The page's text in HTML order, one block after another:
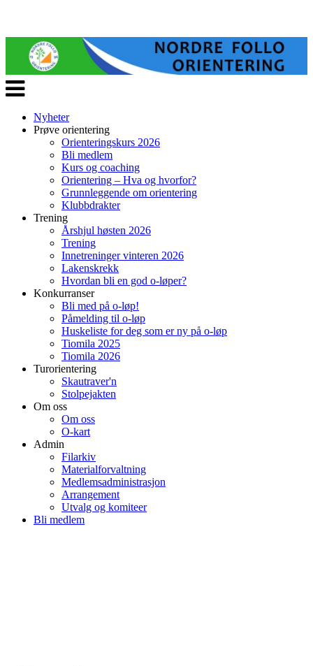
Veksle
navigasjon
Nyheter
Prøve orientering
Orienteringskurs 2026
Bli medlem
Kurs og coaching
Orientering – Hva og hvorfor?
Grunnleggende om orientering
Klubbdrakter
Trening
Årshjul høsten 2026
Trening
Innetreninger vinteren 2026
Lakenskrekk
Hvordan bli en god o-løper?
Konkurranser
Bli med på o-løp!
Påmelding til o-løp
Huskeliste for deg som er ny på o-løp
Tiomila 2025
Tiomila 2026
Turorientering
Skautraver'n
Stolpejakten
Om oss
Om oss
O-kart
Admin
Filarkiv
Materialforvaltning
Medlemsadministrasjon
Arrangement
Utvalg og komiteer
Bli medlem